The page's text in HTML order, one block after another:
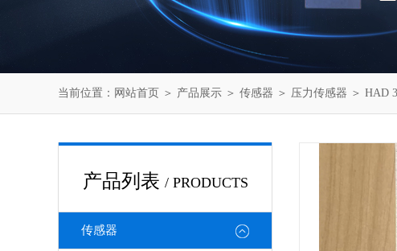
当前位置： 网站首页 ＞ 产品展示 ＞ 传感器 ＞ 压力传感器 ＞ HAD
产品列表 / PRODUCTS
传感器